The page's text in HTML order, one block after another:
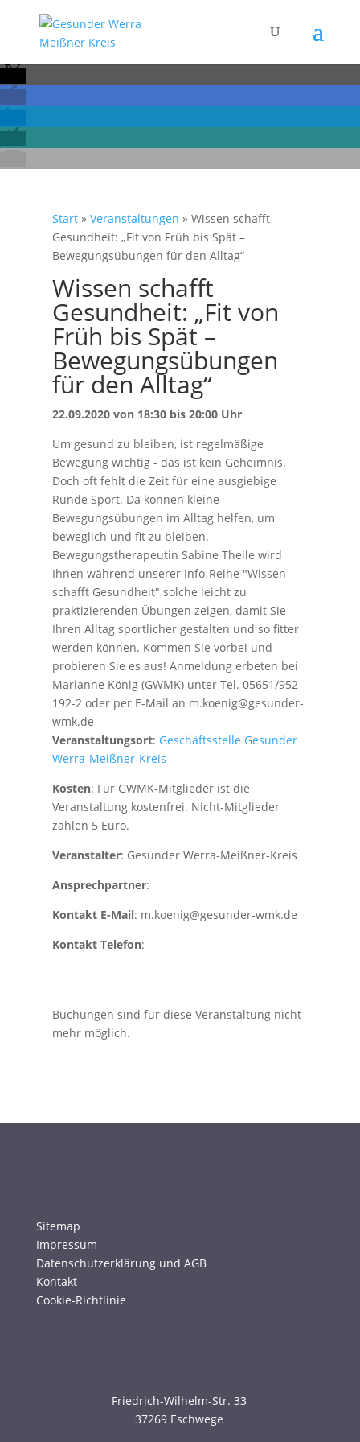
Start » Veranstaltungen » Wissen schafft
Gesundheit: „Fit von Früh bis Spät –
Bewegungsübungen für den Alltag“
Wissen schafft
Gesundheit: „Fit von
Früh bis Spät –
Bewegungsübungen
für den Alltag“
22.09.2020 von 18:30 bis 20:00 Uhr
Um gesund zu bleiben, ist regelmäßige
Bewegung wichtig - das ist kein Geheimnis.
Doch oft fehlt die Zeit für eine ausgiebige
Runde Sport. Da können kleine
Bewegungsübungen im Alltag helfen, um
beweglich und fit zu bleiben.
Bewegungstherapeutin Sabine Theile wird
Ihnen während unserer Info-Reihe "Wissen
schafft Gesundheit" solche leicht zu
praktizierenden Übungen zeigen, damit Sie
Ihren Alltag sportlicher gestalten und so fitter
werden können. Kommen Sie vorbei und
probieren Sie es aus! Anmeldung erbeten bei
Marianne König (GWMK) unter Tel. 05651/952
192-2 oder per E-Mail an m.koenig@gesunder-
wmk.de
Veranstaltungsort: Geschäftsstelle Gesunder
Werra-Meißner-Kreis
Kosten: Für GWMK-Mitglieder ist die
Veranstaltung kostenfrei. Nicht-Mitglieder
zahlen 5 Euro.
Veranstalter: Gesunder Werra-Meißner-Kreis
Ansprechpartner:
Kontakt E-Mail: m.koenig@gesunder-wmk.de
Kontakt Telefon:
Buchungen sind für diese Veranstaltung nicht
mehr möglich.
Sitemap
Impressum
Datenschutzerklärung und AGB
Kontakt
Cookie-Richtlinie
Friedrich-Wilhelm-Str. 33
37269 Eschwege